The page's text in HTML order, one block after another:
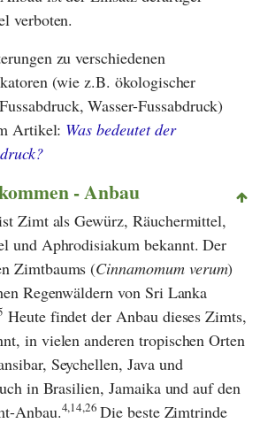
verboten.
zu verschiedenen
(wie z.B. ökologischer
Wasser-Fussabdruck)
Artikel: Was bedeutet der
- Anbau
Zimt als Gewürz, Räuchermittel,
und Aphrodisiakum bekannt. Der
Zimtbaums (Cinnamomum verum)
Regenwäldern von Sri Lanka
Heute findet der Anbau dieses Zimts,
in vielen anderen tropischen Orten
Seychellen, Java und
in Brasilien, Jamaika und auf den
Anbau.4,14,26Die beste Zimtrinde